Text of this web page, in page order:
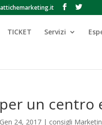
TICKET Servizi
un centro
Gen 24, 2017 | consigli